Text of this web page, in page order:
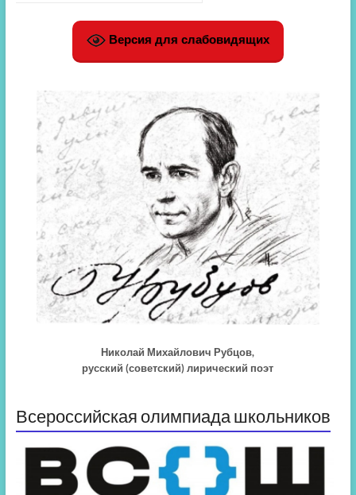
Версия для слабовидящих
Николай Михайлович Рубцов,
русский (советский) лирический поэт
Всероссийская олимпиада школьников